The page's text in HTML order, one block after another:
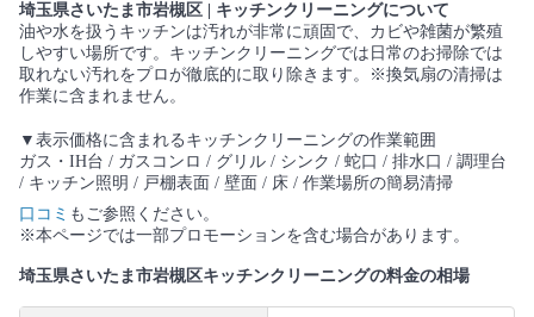
埼玉県さいたま市岩槻区 | キッチンクリーニングについて
油や水を扱うキッチンは汚れが非常に頑固で、カビや雑菌が繁殖
しやすい場所です。キッチンクリーニングでは日常のお掃除では
取れない汚れをプロが徹底的に取り除きます。※換気扇の清掃は
作業に含まれません。
▼表示価格に含まれるキッチンクリーニングの作業範囲
ガス・IH台 / ガスコンロ / グリル / シンク / 蛇口 / 排水口 / 調理台
/ キッチン照明 / 戸棚表面 / 壁面 / 床 / 作業場所の簡易清掃
口コミ もご参照ください。
※本ページでは一部プロモーションを含む場合があります。
埼玉県さいたま市岩槻区キッチンクリーニングの料金の相場